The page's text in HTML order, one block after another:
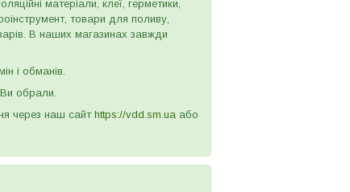
матеріали, клеї, герметики,
товари для поливу,
В наших магазинах завжди
і обманів.
обрали.
через наш сайт https://vdd.sm.ua або